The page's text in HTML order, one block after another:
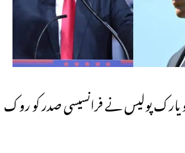
یارک پولیس نے فرانسیسی صدر کو روک